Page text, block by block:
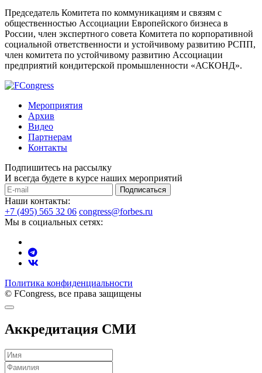
Председатель Комитета по коммуникациям и связям с
общественностью Ассоциации Европейского бизнеса в
России, член экспертного совета Комитета по корпоративной
социальной ответственности и устойчивому развитию РСПП,
член комитета по устойчивому развитию Ассоциации
предприятий кондитерской промышленности «АСКОНД».
Мероприятия
Архив
Видео
Партнерам
Контакты
Подпишитесь на рассылку
И всегда будете в курсе наших мероприятий
Подписаться
Наши контакты:
+7 (495) 565 32 06 congress@forbes.ru
Мы в социальных сетях:
Политика конфиденциальности
© FCongress, все права защищены
Аккредитация СМИ